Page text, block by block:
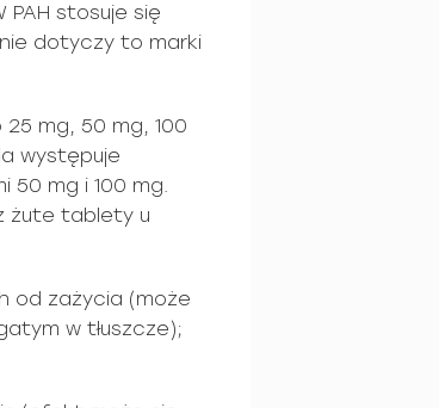
PAH stosuje się
dotyczy to marki
mg, 50 mg, 100
występuje
50 mg i 100 mg.
żute tablety u
od zażycia (może
w tłuszcze);